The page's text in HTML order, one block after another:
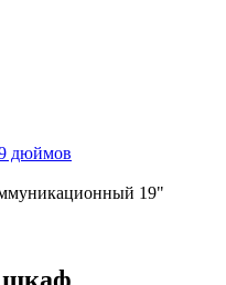
дюймов
19"